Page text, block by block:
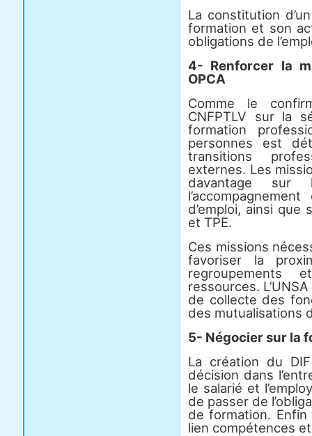
La constitution
formation et son
obligations de
4- Renforcer la
OPCA
Comme le
CNFPTLV sur la
formation
personnes est
transitions
externes. Les
davantage sur
d’emploi, ainsi que
et TPE.
Ces missions
favoriser la
regroupements
ressources.
de collecte des
des mutualisations
5- Négocier sur la
La création du
décision dans
le salarié et
de passer de
de formation.
lien compétences